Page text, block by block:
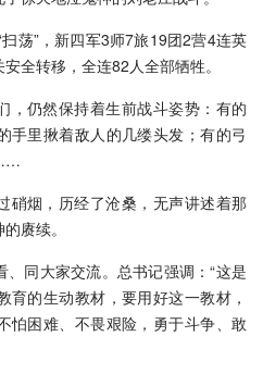
荡”，新四军3师7旅19团2营4连英
全转移，全连82人全部牺牲。
，仍然保持着生前战斗姿势：有的
手里揪着敌人的几缕头发；有的弓
硝烟，历经了沧桑，无声讲述着那
赓续。
同大家交流。总书记强调：“这是
的生动教材，要用好这一教材，
怕困难、不畏艰险，勇于斗争、敢